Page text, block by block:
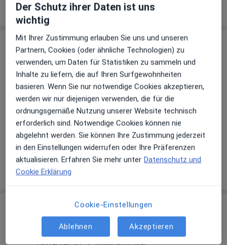
Sind Sie Andreas Adler? Arzt-Info
Hinterlegen Sie kostenlos ein Portraitbild, Ihre
Sprechzeiten und Leistungen. Dadurch werden Sie
besser gefunden. Lassen Sie sich außerdem bereits
vor Veröffentlichung kostenfrei über neue
Patienten-Feedbacks per E-Mail informieren.
Jetzt als Arzt anmelden
Andreas Adler und Bettina Adler
Der Schutz ihrer Daten ist uns
wichtig
Mit Ihrer Zustimmung erlauben Sie uns und unseren
Partnern, Cookies (oder ähnliche Technologien) zu
verwenden, um Daten für Statistiken zu sammeln und
Inhalte zu liefern, die auf Ihren Surfgewohnheiten
basieren. Wenn Sie nur notwendige Cookies akzeptieren,
werden wir nur diejenigen verwenden, die für die
ordnungsgemäße Nutzung unserer Website technisch
erforderlich sind. Notwendige Cookies können nie
abgelehnt werden. Sie können Ihre Zustimmung jederzeit
in den Einstellungen widerrufen oder Ihre Präferenzen
aktualisieren. Erfahren Sie mehr unter Datenschutz und
Cookie Erklärung
Cookie-Einstellungen
Ablehnen Akzeptieren